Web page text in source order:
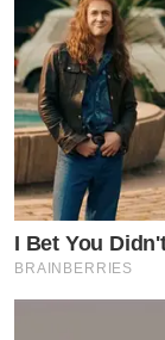
I Bet You
BRAINBERRIES